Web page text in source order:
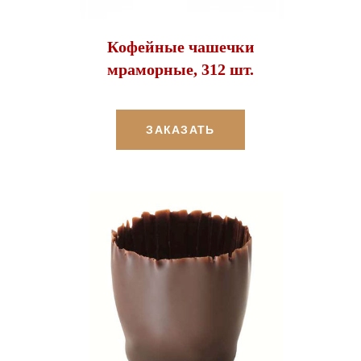
Кофейные чашечки
мраморные, 312 шт.
ЗАКАЗАТЬ